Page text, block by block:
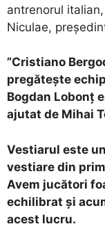
antrenorul
Niculae,
”Cristiano
pregătește
Bogdan Lobonț
ajutat de Mihai
Vestiarul este
vestiare din
Avem jucători
echilibrat și
acest lucru.